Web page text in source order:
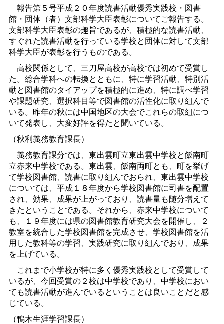
報告第５号平成２０年度読書活動優秀実践校・図書
館・団体（者）文部科学大臣表彰についてご報告する。
文部科学大臣表彰の趣旨であるが、積極的な読書活動、
すぐれた読書活動を行っている学校と団体に対して文部
科学大臣が表彰を行うものである。
高校関係として、三刀屋高校が高校では初めて受賞し
た。総合学科への転換とともに、特に学習活動、特別活
動と図書館のタイアップを積極的に進め、特に調べ学習
や課題研究、選択科目等で図書館の活性化に取り組んで
いる。昨年の秋には中国地区の大会でこれらの取組につ
いて発表し、大変好評を得たと聞いている。
（秋利義務教育課長）
義務教育課分では、東出雲町立東出雲中学校と飯南町
立赤来中学校である。東出雲、飯南両町とも、町を挙げ
て学校図書館、読書に取り組んでおられ、東出雲中学校
については、平成１８年度から学校図書館に司書を配置
され、効果、成果が上がっており、読書量も随分増えて
きたということである。それから、赤来中学校について
も、１９年度には県の図書館教育研究大会を開催し、２
教室を統合した学校図書館を完成させ、学校図書館を活
用した教科等の学習、実践研究に取り組んでおり、成果
を上げている。
これまで小学校が特に多く優秀実践校として受賞して
いるが、今回受賞の２校は中学校であり、中学校におい
ても読書活動が進んでいるということは良いことだと感
じている。
（鴨木生涯学習課長）